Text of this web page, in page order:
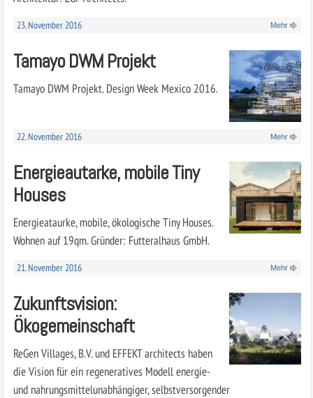
23. November 2016 Mehr
Tamayo DWM Projekt
Tamayo DWM Projekt. Design Week Mexico 2016.
22. November 2016 Mehr
Energieautarke, mobile Tiny
Houses
Energieataurke, mobile, ökologische Tiny Houses.
Wohnen auf 19qm. Gründer: Futteralhaus GmbH.
21. November 2016 Mehr
Zukunftsvision:
Ökogemeinschaft
ReGen Villages, B.V. und EFFEKT architects haben
die Vision für ein regeneratives Modell energie-
und nahrungsmittelunabhängiger, selbstversorgender